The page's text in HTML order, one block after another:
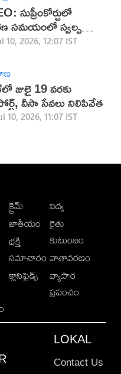
సుప్రీంకోర్టులో
సమయంలో స్వల్ప
10, 2026, 12:07 IST
జులై 19 వరకు
వీసా సేవలు నిలిపివేత
10, 2026, 11:07 IST
క్రైమ్
జాతీయం
భక్తి
సమాచారం
క్లాసిఫైడ్స్
విద్య
రైతు
కుటుంబం
వాతావరణం
వ్యాపార
ప్రపంచం
LOKAL
Contact Us